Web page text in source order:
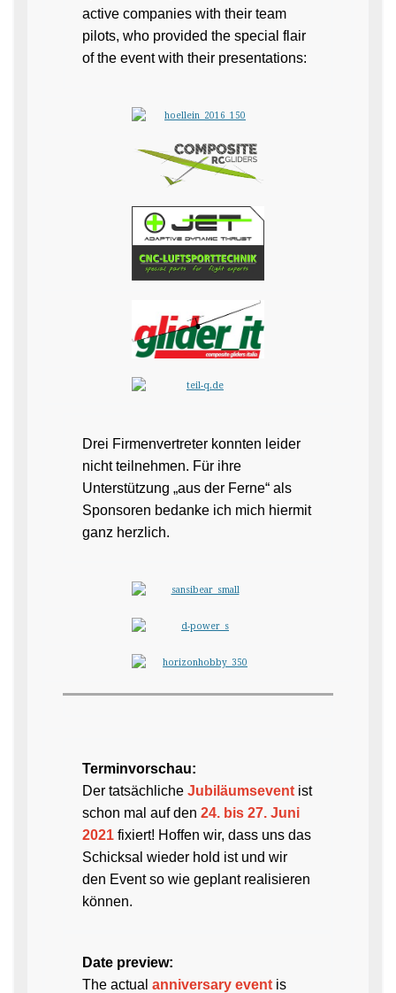
active companies with their team
pilots, who provided the special flair
of the event with their presentations:
Drei Firmenvertreter konnten leider
nicht teilnehmen. Für ihre
Unterstützung „aus der Ferne“ als
Sponsoren bedanke ich mich hiermit
ganz herzlich.
Terminvorschau:
Der tatsächliche Jubiläumsevent ist
schon mal auf den 24. bis 27. Juni
2021 fixiert! Hoffen wir, dass uns das
Schicksal wieder hold ist und wir
den Event so wie geplant realisieren
können.
Date preview:
The actual anniversary event is